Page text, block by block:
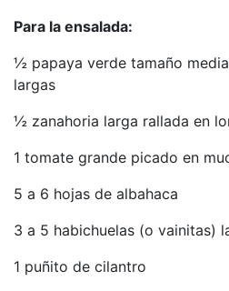
Para la ensalada:
½ papaya verde tamaño
largas
½ zanahoria larga rallada en
1 tomate grande picado en
5 a 6 hojas de albahaca
3 a 5 habichuelas (o vainitas)
1 puñito de cilantro